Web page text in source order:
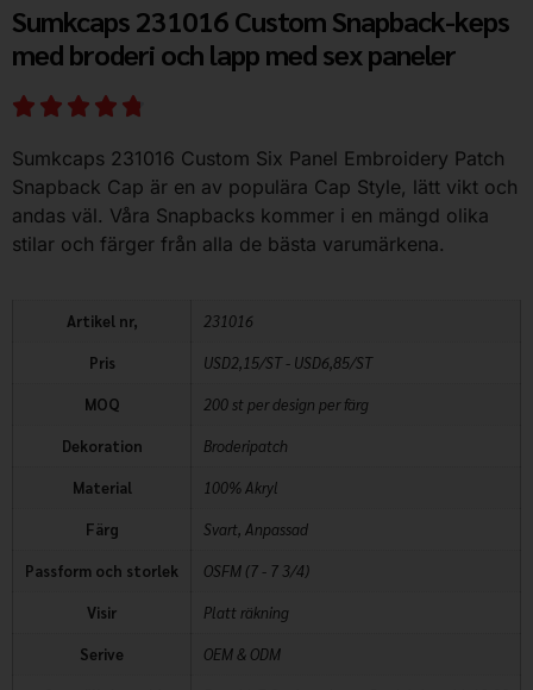
Sumkcaps 231016 Custom Snapback-keps
med broderi och lapp med sex paneler
Sumkcaps 231016 Custom Six Panel Embroidery Patch
Snapback Cap är en av populära Cap Style, lätt vikt och
andas väl. Våra Snapbacks kommer i en mängd olika
stilar och färger från alla de bästa varumärkena.
Artikel nr, 231016
Pris USD2,15/ST - USD6,85/ST
MOQ 200 st per design per färg
Dekoration Broderipatch
Material 100% Akryl
Färg Svart, Anpassad
Passform och storlek OSFM (7 - 7 3/4)
Visir Platt räkning
Serive OEM & ODM